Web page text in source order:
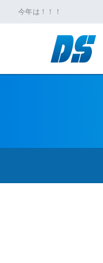
今年は！！！